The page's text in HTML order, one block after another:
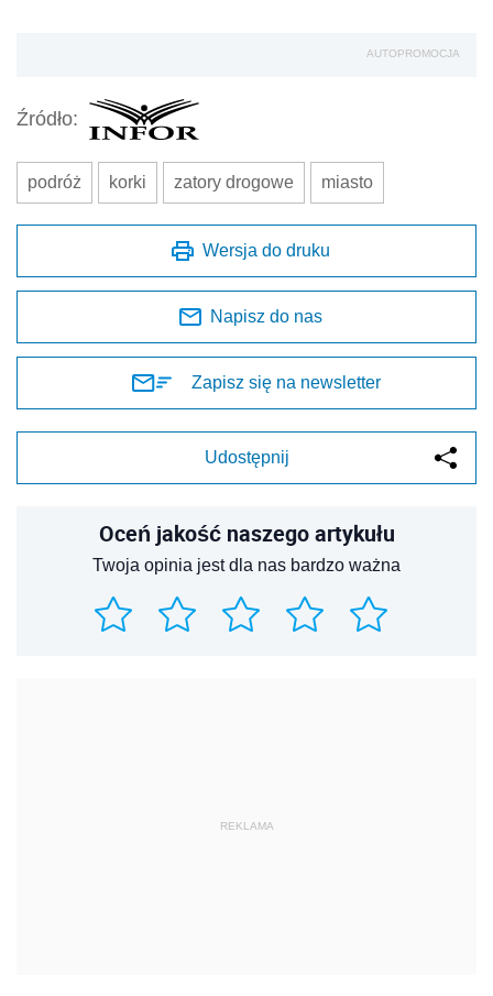
AUTOPROMOCJA
Źródło:
podróż korki zatory drogowe miasto
Wersja do druku
Napisz do nas
Zapisz się na newsletter
Udostępnij
Oceń jakość naszego artykułu
Twoja opinia jest dla nas bardzo ważna
REKLAMA